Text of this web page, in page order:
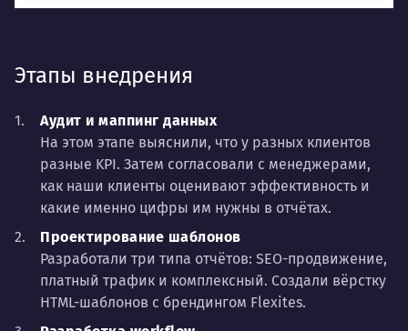
Этапы внедрения
Аудит и маппинг данных
На этом этапе выяснили, что у разных клиентов
разные KPI. Затем согласовали с менеджерами,
как наши клиенты оценивают эффективность и
какие именно цифры им нужны в отчётах.
Проектирование шаблонов
Разработали три типа отчётов: SEO-продвижение,
платный трафик и комплексный. Создали вёрстку
HTML-шаблонов с брендингом Flexites.